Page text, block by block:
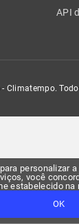
personalizar
você
estabelecido na
OK
API
Climatempo.